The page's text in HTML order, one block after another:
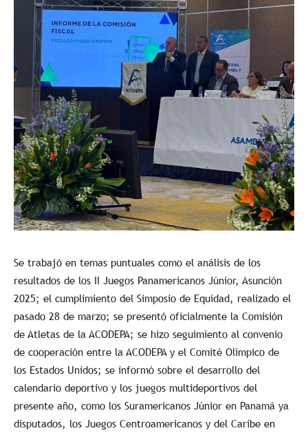
Se trabajó en temas puntuales como el análisis de los
resultados de los II Juegos Panamericanos Júnior, Asunción
2025; el cumplimiento del Simposio de Equidad, realizado el
pasado 28 de marzo; se presentó oficialmente la Comisión
de Atletas de la ACODEPA; se hizo seguimiento al convenio
de cooperación entre la ACODEPA y el Comité Olímpico de
los Estados Unidos; se informó sobre el desarrollo del
calendario deportivo y los juegos multideportivos del
presente año, como los Suramericanos Júnior en Panamá ya
disputados, los Juegos Centroamericanos y del Caribe en